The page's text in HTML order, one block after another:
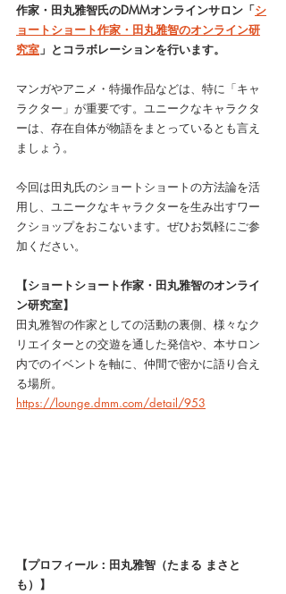
作家・田丸雅智氏のDMMオンラインサロン「シ
ョートショート作家・田丸雅智のオンライン研
究室 」とコラボレーションを行います。
マンガやアニメ・特撮作品などは、特に「キャ
ラクター」が重要です。ユニークなキャラクタ
ーは、存在自体が物語をまとっているとも言え
ましょう。
今回は田丸氏のショートショートの方法論を活
用し、ユニークなキャラクターを生み出すワー
クショップをおこないます。ぜひお気軽にご参
加ください。
【ショートショート作家・田丸雅智のオンライ
ン研究室】
田丸雅智の作家としての活動の裏側、様々なク
リエイターとの交遊を通した発信や、本サロン
内でのイベントを軸に、仲間で密かに語り合え
る場所。
https://lounge.dmm.com/detail/953
【プロフィール：田丸雅智（たまる まさと
も）】